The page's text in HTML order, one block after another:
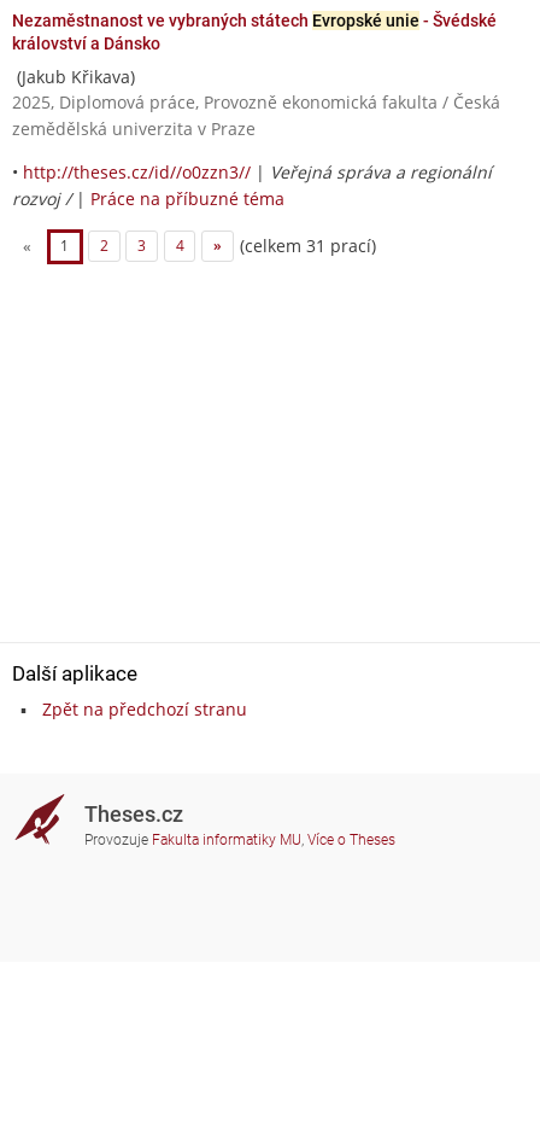
Nezaměstnanost ve vybraných státech Evropské unie - Švédské
království a Dánsko
(Jakub Křikava)
2025, Diplomová práce, Provozně ekonomická fakulta / Česká
zemědělská univerzita v Praze
• http://theses.cz/id//o0zzn3// | Veřejná správa a regionální
rozvoj / | Práce na příbuzné téma
« 1 2 3 4 » (celkem 31 prací)
Další aplikace
Zpět na předchozí stranu
Theses.cz
Provozuje Fakulta informatiky MU, Více o Theses